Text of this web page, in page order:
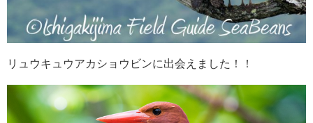
リュウキュウアカショウビンに出会えました！！